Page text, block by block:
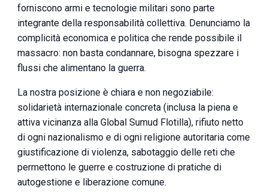
forniscono armi e tecnologie militari sono parte
integrante della responsabilità collettiva. Denunciamo la
complicità economica e politica che rende possibile il
massacro: non basta condannare, bisogna spezzare i
flussi che alimentano la guerra.
La nostra posizione è chiara e non negoziabile:
solidarietà internazionale concreta (inclusa la piena e
attiva vicinanza alla Global Sumud Flotilla), rifiuto netto
di ogni nazionalismo e di ogni religione autoritaria come
giustificazione di violenza, sabotaggio delle reti che
permettono le guerre e costruzione di pratiche di
autogestione e liberazione comune.